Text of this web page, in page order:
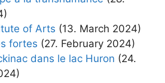
of Arts (13. March 2024)
fortes (27. February 2024)
dans le lac Huron (24.